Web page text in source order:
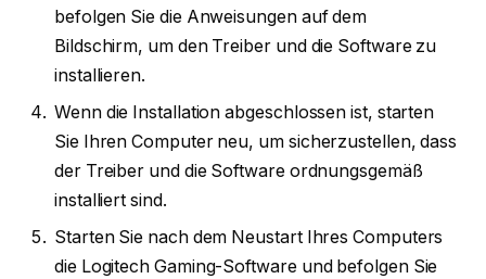
befolgen Sie die Anweisungen auf dem
Bildschirm, um den Treiber und die Software zu
installieren.
Wenn die Installation abgeschlossen ist, starten
Sie Ihren Computer neu, um sicherzustellen, dass
der Treiber und die Software ordnungsgemäß
installiert sind.
Starten Sie nach dem Neustart Ihres Computers
die Logitech Gaming-Software und befolgen Sie